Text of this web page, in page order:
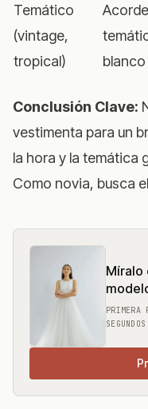
Temático
(vintage,
tropical)
blanco
Conclusión Clave:
vestimenta para un
la hora y la temática
Como novia, busca
Míralo
PRIMERA
SEGUNDOS